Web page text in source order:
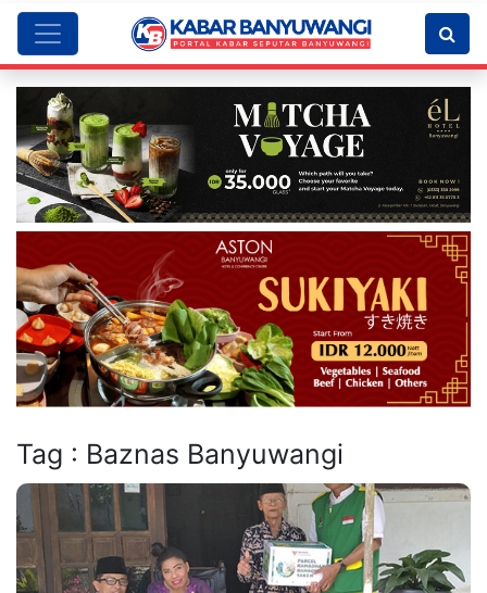
Tag : Baznas Banyuwangi